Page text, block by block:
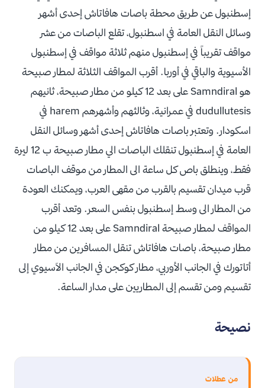
إسطنبول عن طريق محطة باصات هافاتاش إحدى أشهر
وسائل النقل العامة في اسطنبول، تقلع الباصات من عشر
مواقف تقريباً في إسطنبول منهم ثلاثة مواقف في إسطنبول
الأسيوية والباقي في أوربا. أقرب المواقف الثلاثة لمطار صبيحة
هو Samndiral على بعد 12 كيلو من مطار صبيحة، ثانيهم
dudullutesis في عمرانية، وثالثهم وأشهرهم harem في
اسكودار. وتعتبر باصات هافاتاش إحدى أشهر وسائل النقل
العامة في إسطنبول تنقلك الباصات الي مطار صبيحة ب 12 ليرة
فقط، وينطلق باص كل ساعة الى المطار من موقف الباصات
قرب ميدان تقسيم بالقرب من مقهى العرب، ويمكنك العودة
من المطار الى وسط إسطنبول بنفس السعر. وتعد أقرب
المواقف لمطار صبيحة Samndiral على بعد 12 كيلو من
مطار صبيحة، باصات هافاتاش تنقل المسافرين من مطار
أتاتورك في الجانب الأوربي، مطار كوكجن في الجانب الآسيوي إلى
تقسيم ومن تقسم إلى المطاريين على مدار الساعة.
نصيحة
من عطلات